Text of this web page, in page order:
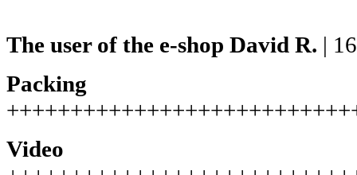
The user of the e-shop David R. |
Packing
Video